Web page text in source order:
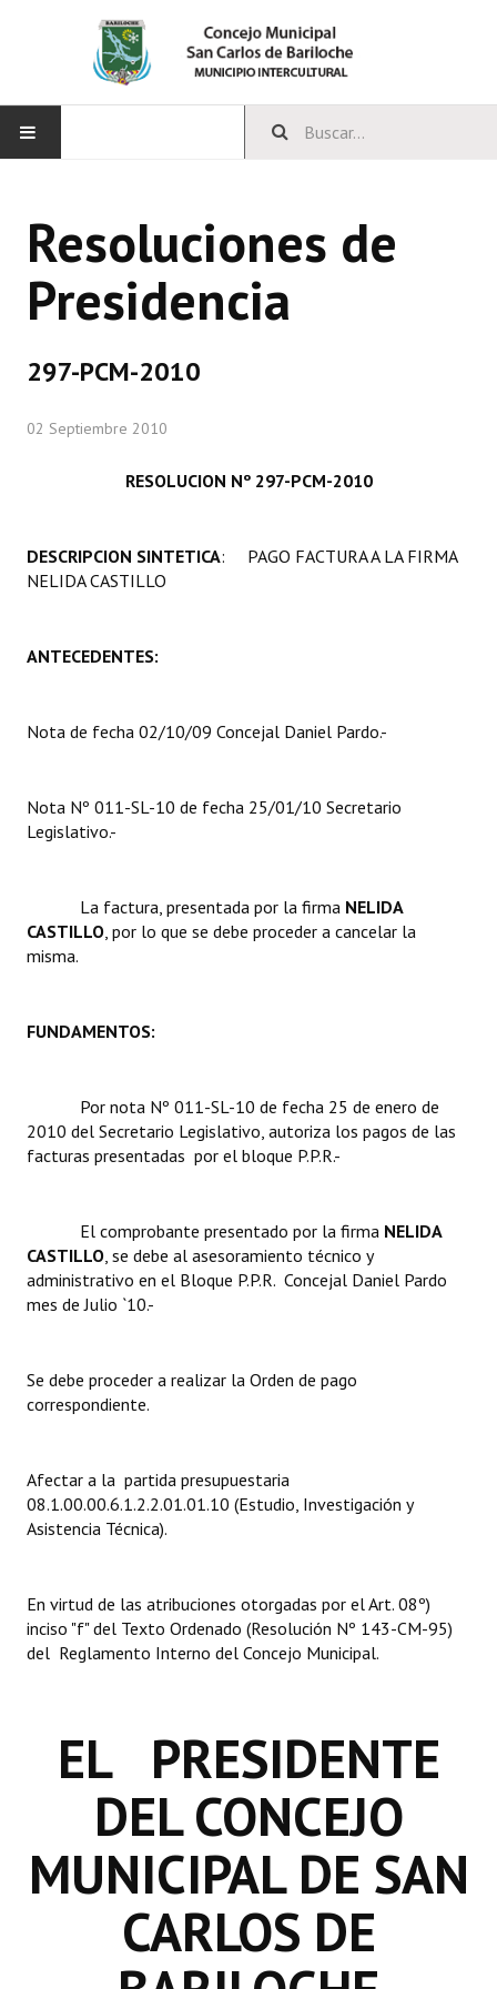
CONCEJO
Bloques Políticos
Comisiones Permanentes
Comisiones Especiales
Concejales Mandato Cumplido
LEGISLACIÓN
Constitución Provincial
Digesto
Organigrama
DOCUMENTOS
Informes de Gestión
Dictámenes Asesoría Letrada
Informes de Unidad Coordinadora
Actas de Audiencias Públicas
NORMATIVA
Resoluciones
INSTITUCIONAL
Noticias Destacadas
Registros y Distinciones
Premio al Mérito - Registro
Audiencias Públicas - Registro
Mujeres que Dejaron Huellas - Registro
Periodistas Decanos - Registro
Ciudadano Ilustre - Registro
Banca del Vecino - Registro
Resoluciones de
Presidencia
297-PCM-2010
02 Septiembre 2010
RESOLUCION Nº 297-PCM-2010
DESCRIPCION SINTETICA: PAGO FACTURA A LA FIRMA
NELIDA CASTILLO
ANTECEDENTES:
Nota de fecha 02/10/09 Concejal Daniel Pardo.-
Nota Nº 011-SL-10 de fecha 25/01/10 Secretario
Legislativo.-
La factura, presentada por la firma  NELIDA
CASTILLO, por lo que se debe proceder a cancelar la
misma.
FUNDAMENTOS:
Por nota Nº 011-SL-10 de fecha 25 de enero de
2010 del Secretario Legislativo, autoriza los pagos de las
facturas presentadas por el bloque P.P.R.-
El comprobante presentado por la firma  NELIDA
CASTILLO, se debe al asesoramiento técnico y
administrativo en el Bloque P.P.R.  Concejal Daniel Pardo
mes de Julio `10.-
Se debe proceder a realizar la Orden de pago
correspondiente.
Afectar a la partida presupuestaria
08.1.00.00.6.1.2.2.01.01.10 (Estudio, Investigación y
Asistencia Técnica).
En virtud de las atribuciones otorgadas por el Art. 08º)
inciso "f" del Texto Ordenado (Resolución Nº 143-CM-95)
del Reglamento Interno del Concejo Municipal.
EL PRESIDENTE
DEL CONCEJO
MUNICIPAL DE SAN
CARLOS DE